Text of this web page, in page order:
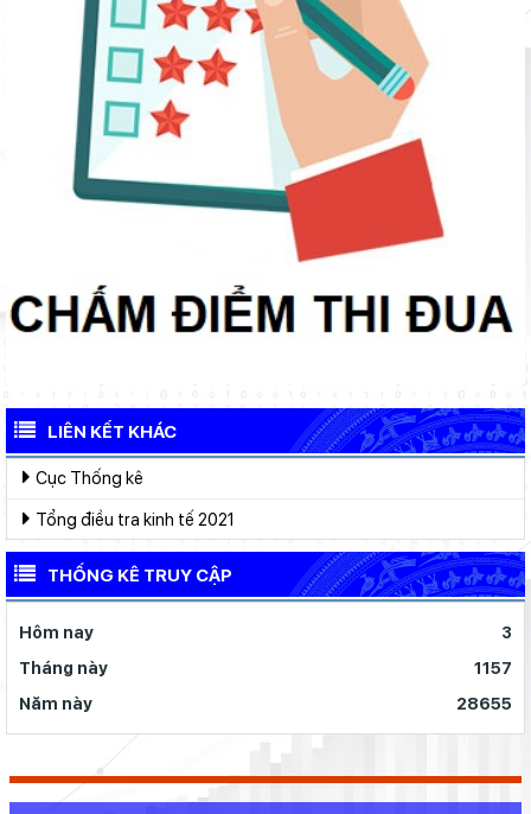
LIÊN KẾT KHÁC
Cục Thống kê
Tổng điều tra kinh tế 2021
THỐNG KÊ TRUY CẬP
Hôm nay
3
Tháng này
1157
Năm này
28655